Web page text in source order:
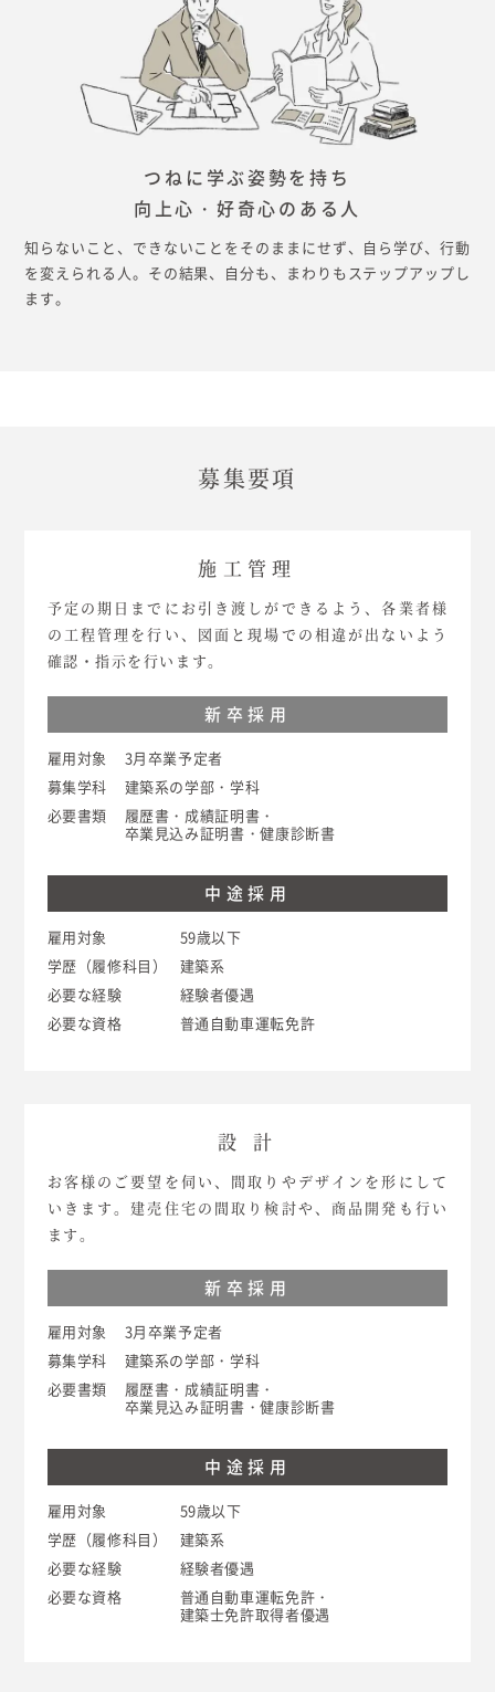
つねに学ぶ姿勢を持ち
向上心・好奇心のある人
知らないこと、できないことをそのままにせず、自ら学び、行動
を変えられる人。その結果、自分も、まわりもステップアップし
ます。
募集要項
施工管理
予定の期日までにお引き渡しができるよう、各業者様
の工程管理を行い、図面と現場での相違が出ないよう
確認・指示を行います。
新卒採用
雇用対象
3月卒業予定者
募集学科
建築系の学部・学科
必要書類
履歴書・成績証明書・
卒業見込み証明書・健康診断書
中途採用
雇用対象
59歳以下
学歴（履修科目）
建築系
必要な経験
経験者優遇
必要な資格
普通自動車運転免許
設 計
お客様のご要望を伺い、間取りやデザインを形にして
いきます。建売住宅の間取り検討や、商品開発も行い
ます。
新卒採用
雇用対象
3月卒業予定者
募集学科
建築系の学部・学科
必要書類
履歴書・成績証明書・
卒業見込み証明書・健康診断書
中途採用
雇用対象
59歳以下
学歴（履修科目）
建築系
必要な経験
経験者優遇
必要な資格
普通自動車運転免許・
建築士免許取得者優遇